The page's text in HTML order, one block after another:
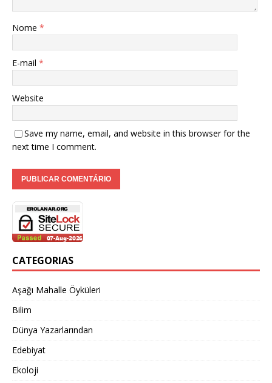
Nome *
E-mail *
Website
Save my name, email, and website in this browser for the
next time I comment.
CATEGORIAS
Aşağı Mahalle Öyküleri
Bilim
Dünya Yazarlarından
Edebiyat
Ekoloji